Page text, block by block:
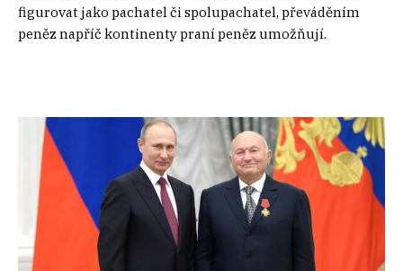
figurovat jako pachatel či spolupachatel, převáděním
peněz napříč kontinenty praní peněz umožňují.